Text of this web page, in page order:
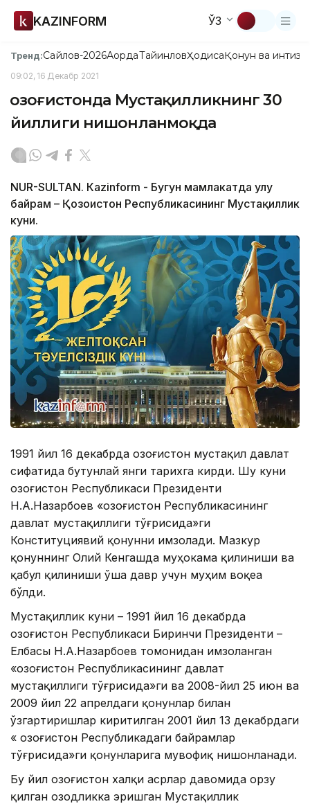
KAZINFORM ЎЗ
Тренд:Сайлов-2026АқордаТайинловҲодисаҚонун ва
09:02, 16 Декабр 2021
Қозоғистонда Мустақилликнинг 30
йиллиги нишонланмоқда
NUR-SULTAN. Кazinform - Бугун мамлакатда улуғ
байрам – Қозоғистон Республикасининг Мустақиллик
куни.
1991 йил 16 декабрда Қозоғистон мустақил давлат
сифатида бутунлай янги тарихга кирди. Шу куни
Қозоғистон Республикаси Президенти
Н.A.Назарбоев «Қозоғистон Республикасининг
давлат мустақиллиги тўғрисида»ги
Конституциявий қонунни имзолади. Мазкур
қонуннинг Олий Кенгашда муҳокама қилиниши ва
қабул қилиниши ўша давр учун муҳим воқеа
бўлди.
Мустақиллик куни – 1991 йил 16 декабрда
Қозоғистон Республикаси Биринчи Президенти –
Елбасы Н.A.Назарбоев томонидан имзоланган
«Қозоғистон Республикасининг давлат
мустақиллиги тўғрисида»ги ва 2008-йил 25 июн ва
2009 йил 22 апрелдаги қонунлар билан
ўзгартиришлар киритилган 2001 йил 13 декабрдаги
« Қозоғистон Республикадаги байрамлар
тўғрисида»ги қонунларига мувофиқ нишонланади.
Бу йил Қозоғистон халқи асрлар давомида орзу
қилган озодликка эришган Мустақиллик